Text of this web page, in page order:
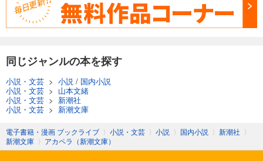
同じジャンルの本を探す
小説・文芸 > 小説 / 国内小説
小説・文芸 > 山本文緒
小説・文芸 > 新潮社
小説・文芸 > 新潮文庫
電子書籍・漫画 ブックライブ 〉 小説・文芸 〉 小説 〉 国内小説 〉 新潮社 〉
新潮文庫 〉 アカペラ（新潮文庫）